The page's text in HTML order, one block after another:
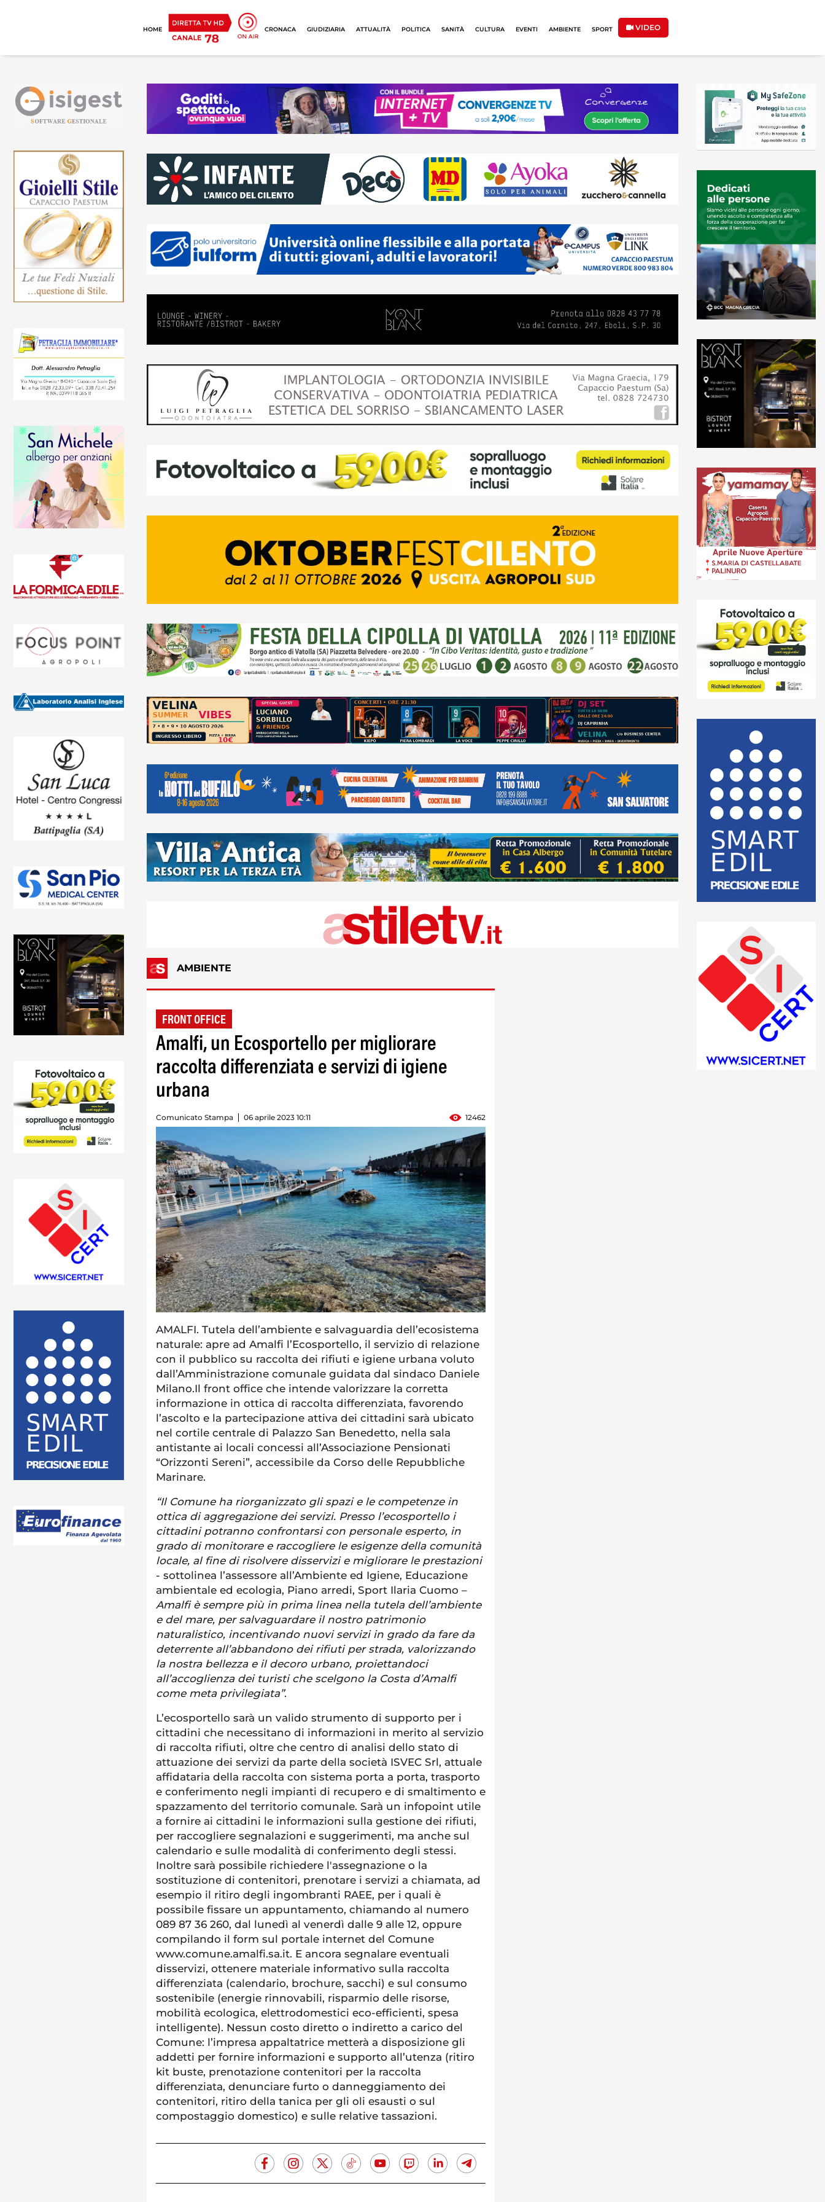
HOME CRONACA GIUDIZIARIA ATTUALITÀ POLITICA SANITÀ CULTURA EVENTI AMBIENTE SPORT VIDEO
AMBIENTE
FRONT OFFICE
Amalfi, un Ecosportello per migliorare
raccolta differenziata e servizi di igiene
urbana
Comunicato Stampa 06 aprile 2023 10:11 12462
AMALFI. Tutela dell’ambiente e salvaguardia dell’ecosistema
naturale: apre ad Amalfi l’Ecosportello, il servizio di relazione
con il pubblico su raccolta dei rifiuti e igiene urbana voluto
dall’Amministrazione comunale guidata dal sindaco Daniele
Milano.Il front office che intende valorizzare la corretta
informazione in ottica di raccolta differenziata, favorendo
l’ascolto e la partecipazione attiva dei cittadini sarà ubicato
nel cortile centrale di Palazzo San Benedetto, nella sala
antistante ai locali concessi all’Associazione Pensionati
“Orizzonti Sereni”, accessibile da Corso delle Repubbliche
Marinare.
“Il Comune ha riorganizzato gli spazi e le competenze in
ottica di aggregazione dei servizi. Presso l’ecosportello i
cittadini potranno confrontarsi con personale esperto, in
grado di monitorare e raccogliere le esigenze della comunità
locale, al fine di risolvere disservizi e migliorare le prestazioni
- sottolinea l’assessore all’Ambiente ed Igiene, Educazione
ambientale ed ecologia, Piano arredi, Sport Ilaria Cuomo –
Amalfi è sempre più in prima linea nella tutela dell’ambiente
e del mare, per salvaguardare il nostro patrimonio
naturalistico, incentivando nuovi servizi in grado da fare da
deterrente all’abbandono dei rifiuti per strada, valorizzando
la nostra bellezza e il decoro urbano, proiettandoci
all’accoglienza dei turisti che scelgono la Costa d’Amalfi
come meta privilegiata”.
L’ecosportello sarà un valido strumento di supporto per i
cittadini che necessitano di informazioni in merito al servizio
di raccolta rifiuti, oltre che centro di analisi dello stato di
attuazione dei servizi da parte della società ISVEC Srl, attuale
affidataria della raccolta con sistema porta a porta, trasporto
e conferimento negli impianti di recupero e di smaltimento e
spazzamento del territorio comunale. Sarà un infopoint utile
a fornire ai cittadini le informazioni sulla gestione dei rifiuti,
per raccogliere segnalazioni e suggerimenti, ma anche sul
calendario e sulle modalità di conferimento degli stessi.
Inoltre sarà possibile richiedere l'assegnazione o la
sostituzione di contenitori, prenotare i servizi a chiamata, ad
esempio il ritiro degli ingombranti RAEE, per i quali è
possibile fissare un appuntamento, chiamando al numero
089 87 36 260, dal lunedì al venerdì dalle 9 alle 12, oppure
compilando il form sul portale internet del Comune
www.comune.amalfi.sa.it. E ancora segnalare eventuali
disservizi, ottenere materiale informativo sulla raccolta
differenziata (calendario, brochure, sacchi) e sul consumo
sostenibile (energie rinnovabili, risparmio delle risorse,
mobilità ecologica, elettrodomestici eco-efficienti, spesa
intelligente). Nessun costo diretto o indiretto a carico del
Comune: l’impresa appaltatrice metterà a disposizione gli
addetti per fornire informazioni e supporto all’utenza (ritiro
kit buste, prenotazione contenitori per la raccolta
differenziata, denunciare furto o danneggiamento dei
contenitori, ritiro della tanica per gli oli esausti o sul
compostaggio domestico) e sulle relative tassazioni.